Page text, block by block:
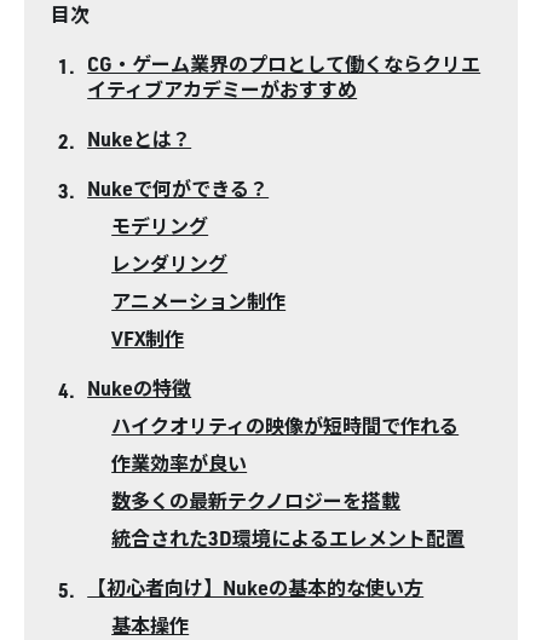
目次
CG・ゲーム業界のプロとして働くならクリエ
イティブアカデミーがおすすめ
Nukeとは？
Nukeで何ができる？
モデリング
レンダリング
アニメーション制作
VFX制作
Nukeの特徴
ハイクオリティの映像が短時間で作れる
作業効率が良い
数多くの最新テクノロジーを搭載
統合された3D環境によるエレメント配置
【初心者向け】Nukeの基本的な使い方
基本操作